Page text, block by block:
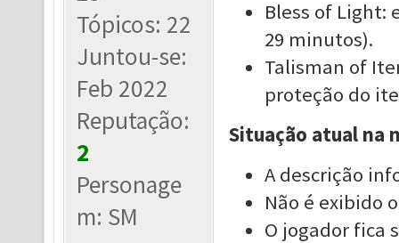
Tópicos: 22
Juntou-se:
Feb 2022
Reputação:
2
Personage
m: SM
Bless of Light:
29 minutos).
Talisman of
proteção do
Situação atual na
A descrição
Não é exibido
O jogador fica